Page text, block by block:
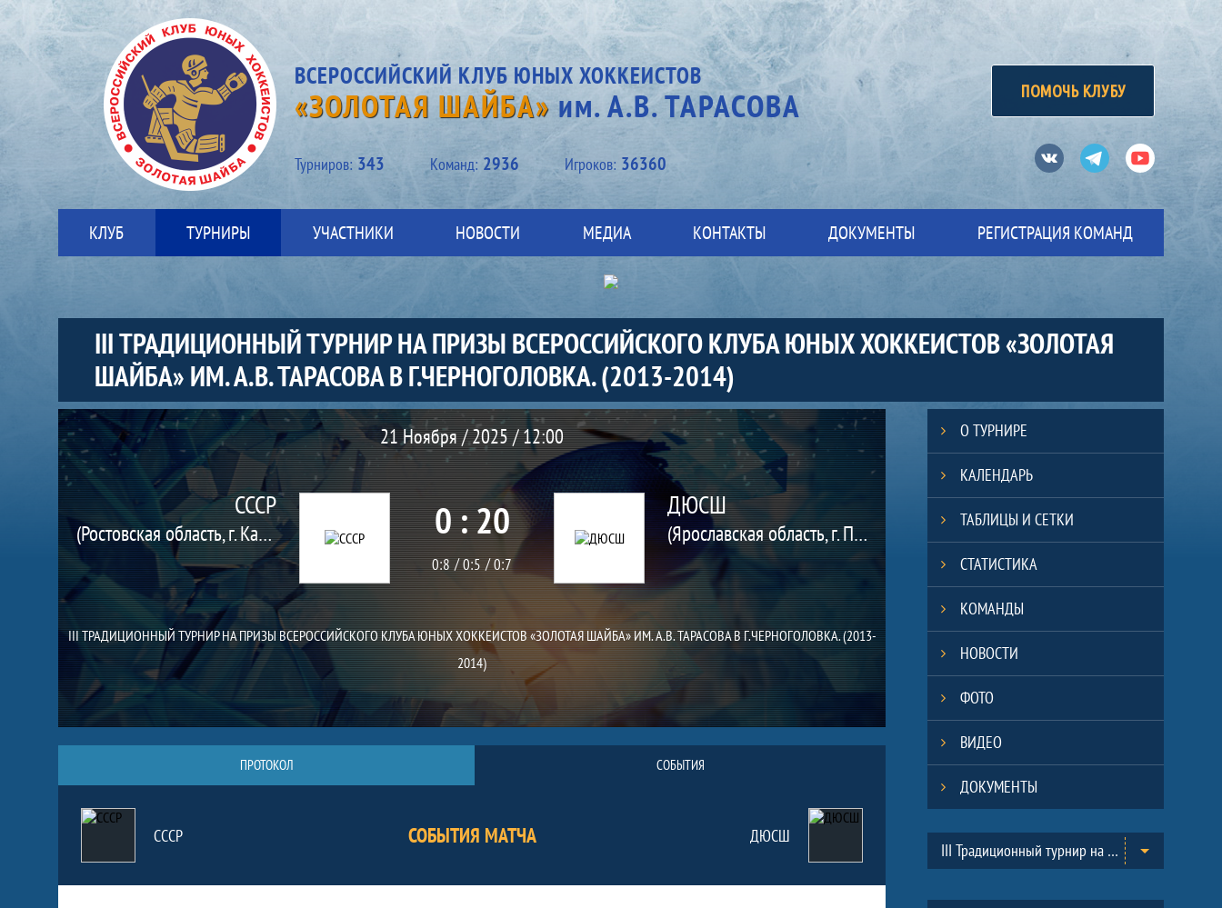
ВСЕРОССИЙСКИЙ КЛУБ ЮНЫХ ХОККЕИСТОВ
«ЗОЛОТАЯ ШАЙБА»им. А.В. ТАРАСОВА
Турниров: 343 Kоманд: 2936 Игроков: 36360
ПОМОЧЬ КЛУБУ
ВконтактеТелеграмЮтуб
КЛУБ ТУРНИРЫ УЧАСТНИКИ НОВОСТИ МЕДИА КОНТАКТЫ ДОКУМЕНТЫ РЕГИСТРАЦИЯ КОМАНД
III ТРАДИЦИОННЫЙ ТУРНИР НА ПРИЗЫ ВСЕРОССИЙСКОГО КЛУБА ЮНЫХ ХОККЕИСТОВ «ЗОЛОТАЯ
ШАЙБА» ИМ. А.В. ТАРАСОВА В Г.ЧЕРНОГОЛОВКА. (2013-2014)
Матч
21 Ноября / 2025 / 12:00
СССР
(Ростовская область, г. Каменск-Шахтинский) 0 : 20
0:8 0:5 0:7
ДЮСШ
(Ярославская область, г. Переславль-Залесский)
III ТРАДИЦИОННЫЙ ТУРНИР НА ПРИЗЫ ВСЕРОССИЙСКОГО КЛУБА ЮНЫХ ХОККЕИСТОВ «ЗОЛОТАЯ ШАЙБА» ИМ. А.В. ТАРАСОВА В Г.ЧЕРНОГОЛОВКА. (2013-
2014)
ПРОТОКОЛ СОБЫТИЯ
СССР СОБЫТИЯ МАТЧА ДЮСШ
О ТУРНИРЕ
КАЛЕНДАРЬ
ТАБЛИЦЫ И СЕТКИ
СТАТИСТИКА
КОМАНДЫ
НОВОСТИ
ФОТО
ВИДЕО
ДОКУМЕНТЫ
Таблицы турнира III Традиционный турнир на призы Всероссийского Клуба юных хоккеистов «Золотая шайба» им. А.В. Тарасова в г.Черноголовка. (2013-2014)